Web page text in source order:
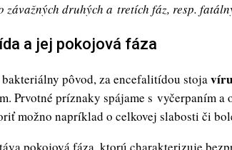
druhých a tretích fáz, resp.
a jej pokojová fáza
pôvod, za encefalitídou stoja
Prvotné príznaky spájame s vyčerpaním a
možno napríklad o celkovej slabosti či